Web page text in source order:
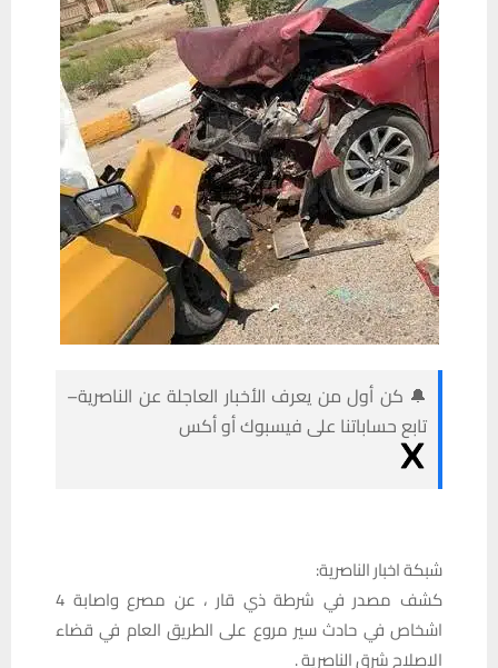
🔔 كن أول من يعرف الأخبار العاجلة عن الناصرية–
تابع حساباتنا على فيسبوك أو أكس
شبكة اخبار الناصرية:
كشف مصدر في شرطة ذي قار ، عن مصرع واصابة 4
اشخاص في حادث سير مروع على الطريق العام في قضاء
الاصلاح شرق الناصرية .